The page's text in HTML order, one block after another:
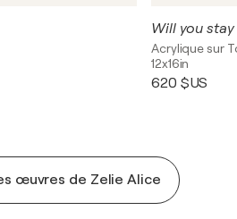
Will you stay
Acrylique sur
12x16in
620 $US
œuvres de Zelie Alice